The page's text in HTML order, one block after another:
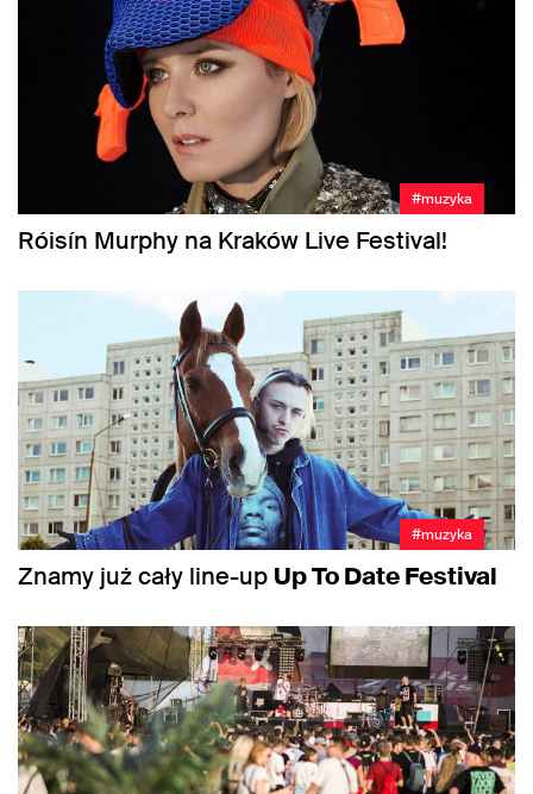
#muzyka
Róisín Murphy na Kraków Live Festival!
#muzyka
Znamy już cały line-up Up To Date Festival